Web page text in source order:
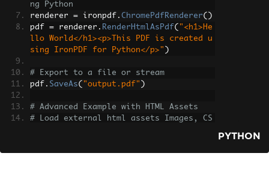
ng Python
renderer = ironpdf . ChromePdfRenderer()
pdf = renderer . RenderHtmlAsPdf( "<h1>He
llo World</h1><p>This PDF is created u
sing IronPDF for Python</p>" )
# Export to a file or stream
pdf . SaveAs( "output.pdf" )
# Advanced Example with HTML Assets
# Load external html assets Images, CS
\' is set as the file location to load
PYTHON